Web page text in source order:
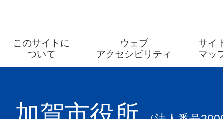
このサイトに
ついて
ウェブ
アクセシビリティ
サイ
マッ